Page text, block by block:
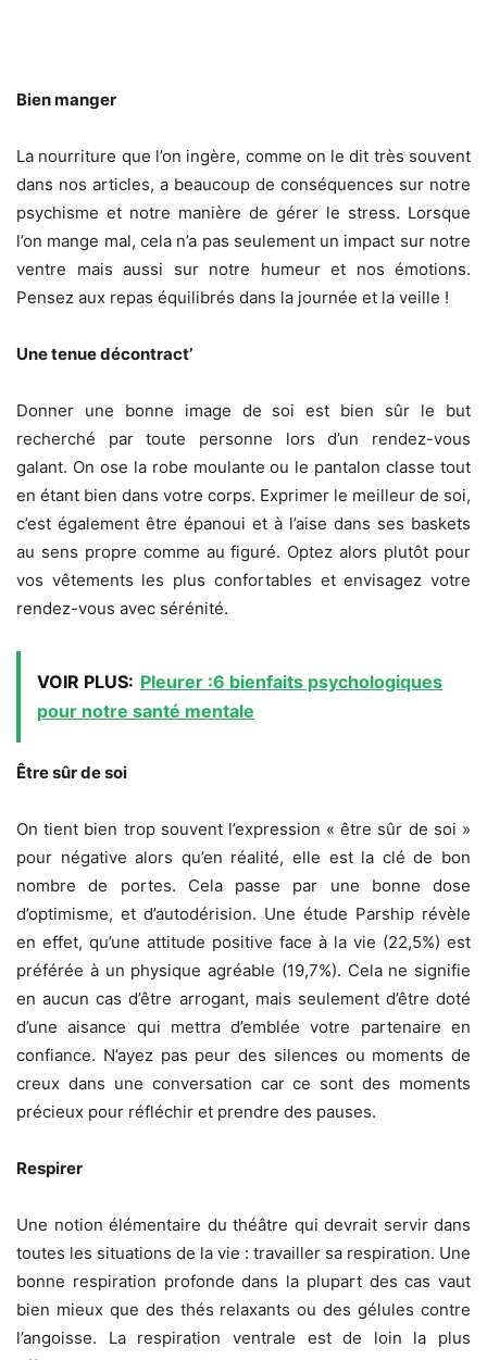
Bien manger
La nourriture que l’on ingère, comme on le dit très souvent
dans nos articles, a beaucoup de conséquences sur notre
psychisme et notre manière de gérer le stress. Lorsque
l’on mange mal, cela n’a pas seulement un impact sur notre
ventre mais aussi sur notre humeur et nos émotions.
Pensez aux repas équilibrés dans la journée et la veille !
Une tenue décontract’
Donner une bonne image de soi est bien sûr le but
recherché par toute personne lors d’un rendez-vous
galant. On ose la robe moulante ou le pantalon classe tout
en étant bien dans votre corps. Exprimer le meilleur de soi,
c’est également être épanoui et à l’aise dans ses baskets
au sens propre comme au figuré. Optez alors plutôt pour
vos vêtements les plus confortables et envisagez votre
rendez-vous avec sérénité.
VOIR PLUS: Pleurer :6 bienfaits psychologiques
pour notre santé mentale
Être sûr de soi
On tient bien trop souvent l’expression « être sûr de soi »
pour négative alors qu’en réalité, elle est la clé de bon
nombre de portes. Cela passe par une bonne dose
d’optimisme, et d’autodérision. Une étude Parship révèle
en effet, qu’une attitude positive face à la vie (22,5%) est
préférée à un physique agréable (19,7%). Cela ne signifie
en aucun cas d’être arrogant, mais seulement d’être doté
d’une aisance qui mettra d’emblée votre partenaire en
confiance. N’ayez pas peur des silences ou moments de
creux dans une conversation car ce sont des moments
précieux pour réfléchir et prendre des pauses.
Respirer
Une notion élémentaire du théâtre qui devrait servir dans
toutes les situations de la vie : travailler sa respiration. Une
bonne respiration profonde dans la plupart des cas vaut
bien mieux que des thés relaxants ou des gélules contre
l’angoisse. La respiration ventrale est de loin la plus